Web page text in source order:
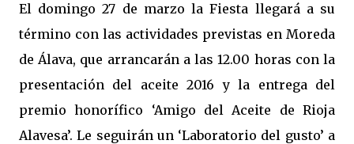
El domingo 27 de marzo la Fiesta llegará a su
término con las actividades previstas en Moreda
de Álava, que arrancarán a las 12.00 horas con la
presentación del aceite 2016 y la entrega del
premio honorífico ‘Amigo del Aceite de Rioja
Alavesa’. Le seguirán un ‘Laboratorio del gusto’ a